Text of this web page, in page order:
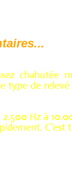
chahutée
type de
Hz à